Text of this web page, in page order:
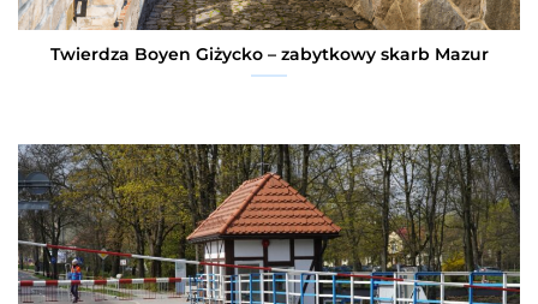
Twierdza Boyen Giżycko – zabytkowy skarb Mazur